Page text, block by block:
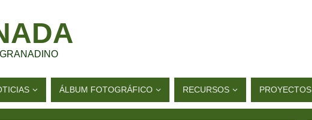
ÁLBUM FOTOGRÁFICO RECURSOS PROYECTOS